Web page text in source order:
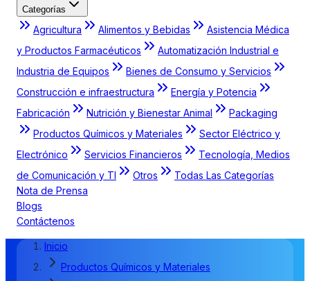
Categorías
Agricultura Alimentos y Bebidas
Asistencia Médica
y Productos Farmacéuticos
Automatización Industrial e
Industria de Equipos
Bienes de Consumo y Servicios
Construcción e infraestructura
Energía y Potencia
Fabricación
Nutrición y Bienestar Animal
Packaging
Productos Químicos y Materiales
Sector Eléctrico y
Electrónico
Servicios Financieros
Tecnología, Medios
de Comunicación y TI
Otros
Todas Las Categorías
Nota de Prensa
Blogs
Contáctenos
Inicio
Productos Químicos y Materiales